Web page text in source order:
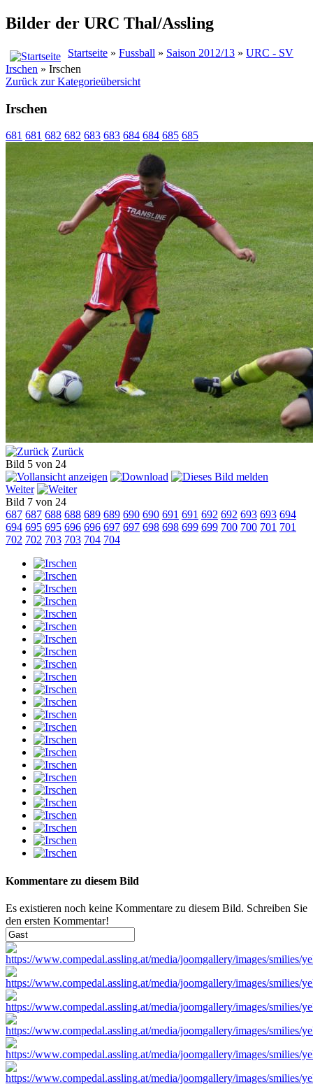
Bilder der URC Thal/Assling
Startseite » Fussball » Saison 2012/13 » URC - SV
Irschen » Irschen
Zurück zur Kategorieübersicht
Irschen
681 681 682 682 683 683 684 684 685 685
Zurück
Bild 5 von 24
Weiter
Bild 7 von 24
687 687 688 688 689 689 690 690 691 691 692 692 693 693 694
694 695 695 696 696 697 697 698 698 699 699 700 700 701 701
702 702 703 703 704 704
Kommentare zu diesem Bild
Es existieren noch keine Kommentare zu diesem Bild. Schreiben Sie
den ersten Kommentar!